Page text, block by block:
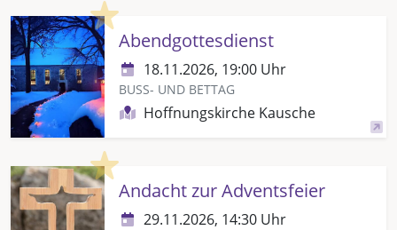
Highlight
Abendgottesdienst
18.11.2026, 19:00 Uhr
BUSS- UND BETTAG
Hoffnungskirche Kausche
Highlight
Andacht zur Adventsfeier
29.11.2026, 14:30 Uhr